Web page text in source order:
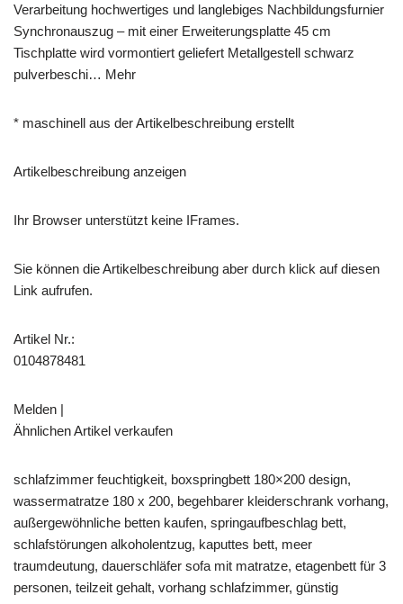
Verarbeitung hochwertiges und langlebiges Nachbildungsfurnier
Synchronauszug – mit einer Erweiterungsplatte 45 cm
Tischplatte wird vormontiert geliefert Metallgestell schwarz
pulverbeschi… Mehr
* maschinell aus der Artikelbeschreibung erstellt
Artikelbeschreibung anzeigen
Ihr Browser unterstützt keine IFrames.
Sie können die Artikelbeschreibung aber durch klick auf diesen
Link aufrufen.
Artikel Nr.:
0104878481
Melden |
Ähnlichen Artikel verkaufen
schlafzimmer feuchtigkeit, boxspringbett 180×200 design,
wassermatratze 180 x 200, begehbarer kleiderschrank vorhang,
außergewöhnliche betten kaufen, springaufbeschlag bett,
schlafstörungen alkoholentzug, kaputtes bett, meer
traumdeutung, dauerschläfer sofa mit matratze, etagenbett für 3
personen, teilzeit gehalt, vorhang schlafzimmer, günstig